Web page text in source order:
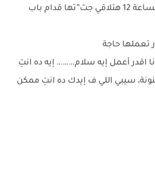
عثمان:النهاردة الساعة 12 هتلاقي جث”تها قدام باب
حاجة
اقدر أعمل إيه سلام……… إيه ده انتِ
سيبي اللي ف إيدك ده انتِ ممكن